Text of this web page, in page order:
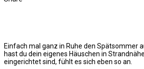
Einfach mal ganz in Ruhe den Spätsommer
hast du dein eigenes Häuschen in
eingerichtet sind, fühlt es sich eben so an.